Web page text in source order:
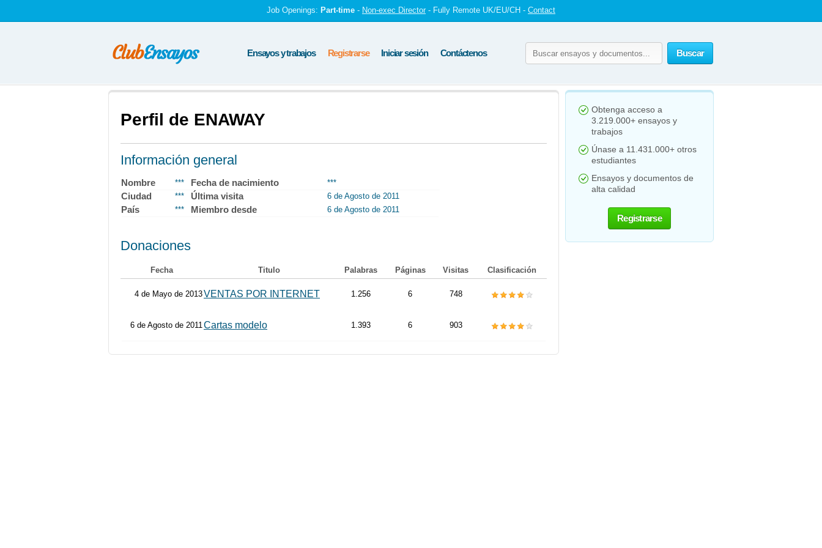
Job Openings: Part-time - Non-exec Director - Fully Remote UK/EU/CH - Contact
Buscar
Ensayos y trabajos Registrarse Iniciar sesión Contáctenos
Perfil de ENAWAY
Información general
Nombre *** Fecha de nacimiento ***
Ciudad *** Última visita 6 de Agosto de 2011
País *** Miembro desde 6 de Agosto de 2011
Donaciones
Fecha Titulo Palabras Páginas Visitas Clasificación
4 de Mayo de 2013VENTAS POR INTERNET 1.256 6 748
6 de Agosto de 2011Cartas modelo 1.393 6 903
Obtenga acceso a
3.219.000+ ensayos y
trabajos
Únase a 11.431.000+ otros
estudiantes
Ensayos y documentos de
alta calidad
Registrarse